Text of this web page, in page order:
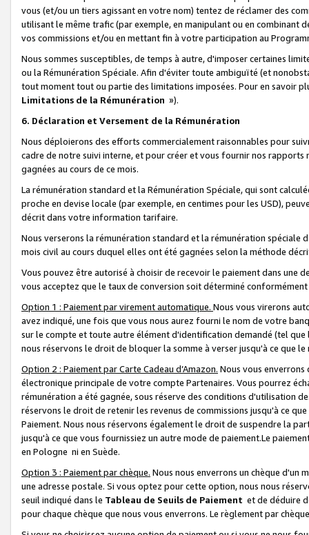
vous (et/ou un tiers agissant en votre nom) tentez de réclamer des
utilisant le même trafic (par exemple, en manipulant ou en combinant
vos commissions et/ou en mettant fin à votre participation au
Nous sommes susceptibles, de temps à autre, d'imposer certaines
ou la Rémunération Spéciale. Afin d'éviter toute ambiguïté (et
tout moment tout ou partie des limitations imposées. Pour en savoir
Limitations de la Rémunération »).
6. Déclaration et Versement de la Rémunération
Nous déploierons des efforts commercialement raisonnables pour
cadre de notre suivi interne, et pour créer et vous fournir nos
gagnées au cours de ce mois.
La rémunération standard et la Rémunération Spéciale, qui sont
proche en devise locale (par exemple, en centimes pour les USD),
décrit dans votre information tarifaire.
Nous verserons la rémunération standard et la rémunération spéciale
mois civil au cours duquel elles ont été gagnées selon la méthode
Vous pouvez être autorisé à choisir de recevoir le paiement dans une
vous acceptez que le taux de conversion soit déterminé
Option 1 : Paiement par virement automatique. Nous vous virerons
avez indiqué, une fois que vous nous aurez fourni le nom de votre
sur le compte et toute autre élément d'identification demandé (tel que
nous réservons le droit de bloquer la somme à verser jusqu'à ce que
Option 2 : Paiement par Carte Cadeau d’Amazon. Nous vous
électronique principale de votre compte Partenaires. Vous pourrez
rémunération a été gagnée, sous réserve des conditions d'utilisation
réservons le droit de retenir les revenus de commissions jusqu'à ce
Paiement. Nous nous réservons également le droit de suspendre la
jusqu'à ce que vous fournissiez un autre mode de paiement.Le
en Pologne ni en Suède.
Option 3 : Paiement par chèque. Nous nous enverrons un chèque d'un
une adresse postale. Si vous optez pour cette option, nous nous
seuil indiqué dans le Tableau de Seuils de Paiement et de déduire
pour chaque chèque que nous vous enverrons. Le règlement par